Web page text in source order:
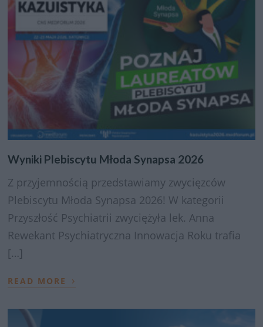
Wyniki Plebiscytu Młoda Synapsa 2026
Z przyjemnością przedstawiamy zwycięzców
Plebiscytu Młoda Synapsa 2026! W kategorii
Przyszłość Psychiatrii zwyciężyła lek. Anna
Rewekant Psychiatryczna Innowacja Roku trafia
[…]
READ MORE ›